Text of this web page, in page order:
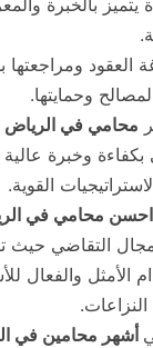
يتميز بالخبرة
العقود ومراجعتها
وحمايتها.
محامي في
بكفاءة وخبرة
القوية.
احسن محامي في
مجال التقاضي حيث
الأمثل والفعال
أشهر محامين في